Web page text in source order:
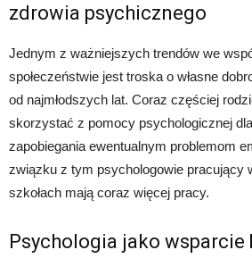
zdrowia psychicznego
Jednym z ważniejszych trendów we
społeczeństwie jest troska o własne
od najmłodszych lat. Coraz częściej
skorzystać z pomocy psychologicznej
zapobiegania ewentualnym problemom
związku z tym psychologowie pracujący
szkołach mają coraz więcej pracy.
Psychologia jako wsparcie